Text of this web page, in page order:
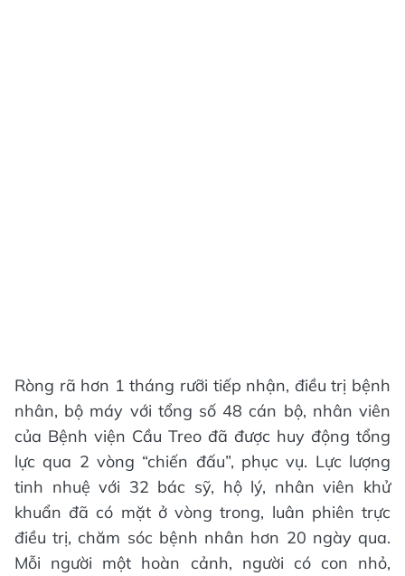
Ròng rã hơn 1 tháng rưỡi tiếp nhận, điều trị bệnh
nhân, bộ máy với tổng số 48 cán bộ, nhân viên
của Bệnh viện Cầu Treo đã được huy động tổng
lực qua 2 vòng “chiến đấu”, phục vụ. Lực lượng
tinh nhuệ với 32 bác sỹ, hộ lý, nhân viên khử
khuẩn đã có mặt ở vòng trong, luân phiên trực
điều trị, chăm sóc bệnh nhân hơn 20 ngày qua.
Mỗi người một hoàn cảnh, người có con nhỏ,